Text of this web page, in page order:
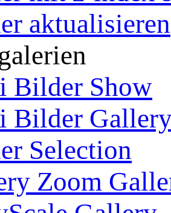
aktualisieren
Bilder Show
Bilder
Selection
Zoom